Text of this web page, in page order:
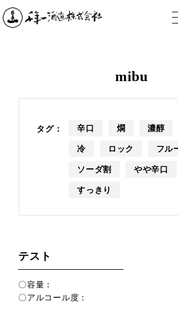
mibu
タグ： 辛口 燗 濃醇
冷 ロック フル
ソーダ割 やや辛口
すっきり
テスト
〇容量：
〇アルコール度：